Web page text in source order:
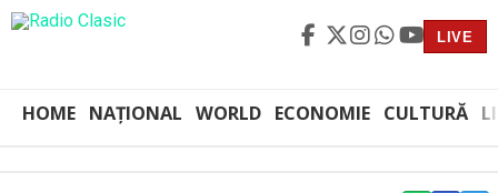
LIVE
HOME NAȚIONAL WORLD ECONOMIE CULTURĂ